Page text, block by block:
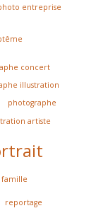
entreprise
concert
illustration
photographe
artiste
reportage